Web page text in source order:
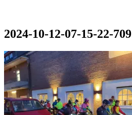
2024-10-12-07-15-22-709